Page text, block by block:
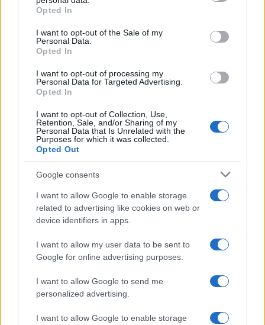
Opted In
I want to opt-out of the Sale of my
Personal Data.
Opted In
I want to opt-out of processing my
Personal Data for Targeted Advertising.
Opted In
I want to opt-out of Collection, Use,
Retention, Sale, and/or Sharing of my
Personal Data that Is Unrelated with the
Purposes for which it was collected.
Opted Out
Google consents
I want to allow Google to enable storage
related to advertising like cookies on web or
device identifiers in apps.
I want to allow my user data to be sent to
Google for online advertising purposes.
I want to allow Google to send me
personalized advertising.
I want to allow Google to enable storage
assenze — tre, secondo la prima formulazione —
continua a non distinguere tra chi specula
sistematicamente rivendendo il proprio posto ai
essere presente per lavoro, salute o altri impegni
legittimi. Perdere il diritto di rinnovo è una
sanzione meno drastica del ritiro immediato, ma
resta comunque una sanzione e il rischio è che
colpisca il tifoso onesto tanto quanto lo
speculatore.